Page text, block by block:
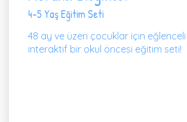
4-5 Yaş Eğitim Seti
48 ay ve üzeri çocuklar için
interaktif bir okul öncesi eğitim seti!